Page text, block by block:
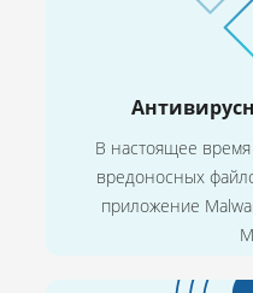
В настоящее
вредоносных
приложение